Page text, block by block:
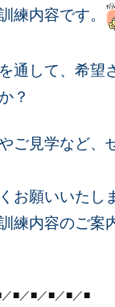
練内容です。
通して、希望
？
ご見学など、
お願いいたし
練内容のご案
■／■／■／■／■